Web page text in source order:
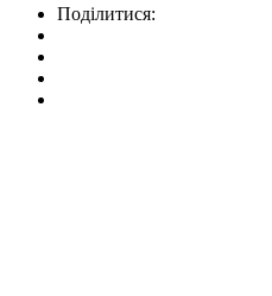
Поділитися: